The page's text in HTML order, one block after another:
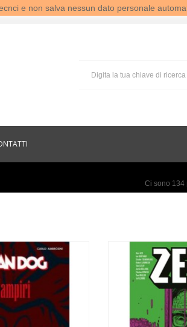
e non salva nessun dato personale
Ci sono 134